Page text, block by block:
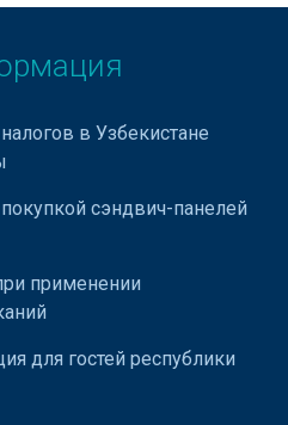
в Узбекистане
сэндвич-панелей
применении
для гостей республики